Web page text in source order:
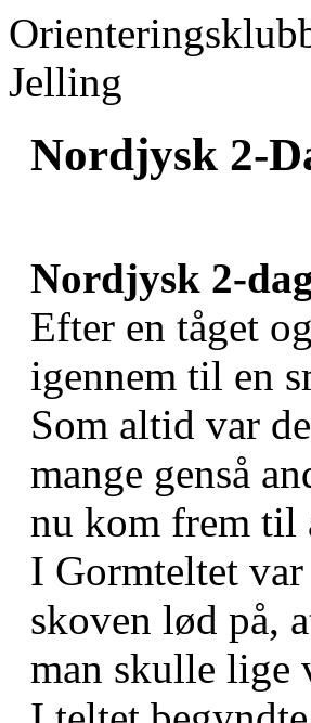
Jelling
Nordjysk 2-
Nordjysk 2-
Efter en tåget
igennem til en
Som altid var
mange genså
nu kom frem til
I Gormteltet
skoven lød på,
man skulle lige